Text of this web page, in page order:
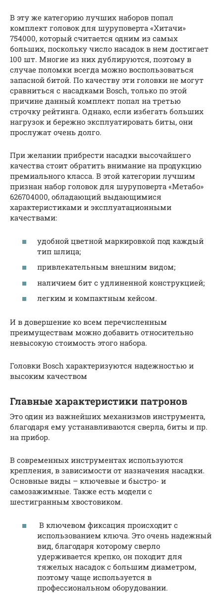
В эту же категорию лучших наборов попал
комплект головок для шуруповерта «Хитачи»
754000, который считается одним из самых
больших, поскольку число насадок в нем достигает
100 шт. Многие из них дублируются, поэтому в
случае поломки всегда можно воспользоваться
запасной битой. По качеству эти головки не могут
сравниться с насадками Bosch, только по этой
причине данный комплект попал на третью
строчку рейтинга. Однако, если избегать больших
нагрузок и бережно эксплуатировать биты, они
прослужат очень долго.
При желании прибрести насадки высочайшего
качества стоит обратить внимание на продукцию
премиального класса. В этой категории лучшим
признан набор головок для шуруповерта «Метабо»
626704000, обладающий выдающимися
характеристиками и эксплуатационными
качествами:
удобной цветной маркировкой под каждый
тип шлица;
привлекательным внешним видом;
наличием бит с удлиненной конструкцией;
легким и компактным кейсом.
И в довершение ко всем перечисленным
преимуществам можно добавить относительно
невысокую стоимость этого набора.
Головки Bosch характеризуются надежностью и
высоким качеством
Главные характеристики патронов
Это один из важнейших механизмов инструмента,
благодаря ему устанавливаются сверла, биты и пр.
на прибор.
В современных инструментах используются
крепления, в зависимости от назначения насадки.
Основные виды – ключевые и быстро- и
самозажимные. Также есть модели с
шестигранным хвостовиком.
В ключевом фиксация происходит с
использованием ключа. Это очень надежный
вид, благодаря которому сверло
удерживается крепко, он походит для
тяжелых насадок с большим диаметром,
поэтому чаще используется в
профессиональном оборудовании.